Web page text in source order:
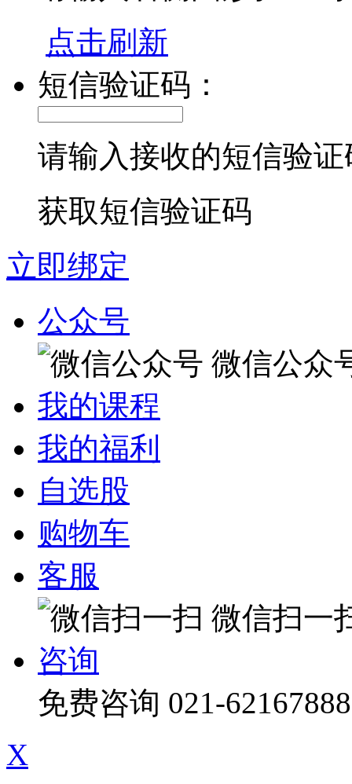
点击刷新
短信验证码：
请输入接收的短信验证
获取短信验证码
立即绑定
公众号
微信公众
我的课程
我的福利
自选股
购物车
客服
微信扫一
咨询
免费咨询 021-62167888
X